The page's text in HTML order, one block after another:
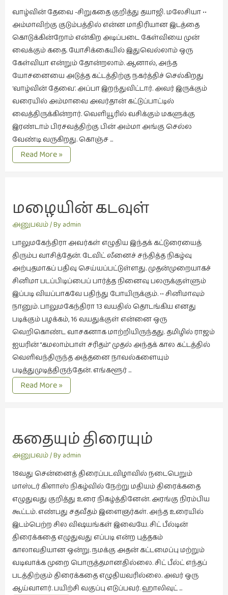
சிறிய
உண்மைகள்
சிறுகதை
(138)
சினிமா
(566)
சுழலும்
பார்வைகள்
தனிமை
கொண்டவர்கள்
எழுத்து
நாடகம்
நாவல்கள்
நாவல்கள்
(40)
நினைவுகுறிப்பு
நுண்கலை
நுண்கலை
மனிதர்கள்
(32)
நேர்காணல்
படித்தவை
(20)
பயணங்கள்
(24)
பரிந்துரை
(22)
புகைப்படக்கலை
வாழ்வின் தேவை -சிறுகதை குறித்து தயாஜி. மலேசியா ••
அம்மாவிற்கு குடும்பத்தில் என்ன மாதிரியான இடத்தை
கொடுக்கின்றோம் என்கிற அடிப்படை கேள்வியை முன்
வைக்கும் கதை. யோசிக்கையில் இதுவெல்லாம் ஒரு
கேள்வியா என்றும் தோன்றலாம். ஆனால், அந்த
யோசனையை அடுத்த கட்டத்திற்கு நகர்த்திச் செல்கிறது
‘வாழ்வின் தேவை’. அப்பா இறந்துவிட்டார். அவர் இருக்கும்
வரையில் அம்மாவை அவர்தான் கட்டுப்பாட்டில்
வைத்திருக்கின்றார். வெளியூரில் வசிக்கும் மகளுக்கு
இரண்டாம் பிரசவத்திற்கு பின் அம்மா அங்கு செல்ல
வேண்டி வருகிறது. கொஞ்ச …
அம்மாவின்
சுதந்திரம்
Read More »
மழையின் கடவுள்
அனுபவம்/ By admin
பாலுமகேந்திரா அவர்கள் எழுதிய இந்தக் கட்டுரையைத்
திரும்ப வாசித்தேன். டேவிட் லீனைச் சந்தித்த நிகழ்வு
அற்புதமாகப் பதிவு செய்யப்பட்டுள்ளது. முதன்முறையாகச்
சினிமா படப்பிடிப்பைப் பார்த்த நினைவு பலருக்குள்ளும்
இப்படி வியப்பாகவே பதிந்து போயிருக்கும். •• சினிமாவும்
நானும். பாலுமகேந்திரா 13 வயதில் தொடங்கிய எனது
படிக்கும் பழக்கம், 16 வயதுக்குள் என்னை ஒரு
வெறிகொண்ட வாசகனாக மாற்றியிருந்தது. தமிழில் ராஜம்
ஐயரின் “கமலாம்பாள் சரிதம்” முதல் அந்தக் கால கட்டத்தில்
வெளிவந்திருந்த அத்தனை நாவல்களையும்
படித்துமுடித்திருந்தேன். எங்களூர் …
மழையின்
கடவுள்
Read More »
கதையும் திரையும்
அனுபவம்/ By admin
18வது சென்னைத் திரைப்படவிழாவில் நடைபெறும்
மாஸ்டர் கிளாஸ் நிகழ்வில் நேற்று மதியம் திரைக்கதை
எழுதுவது குறித்து உரை நிகழ்த்தினேன். அரங்கு நிரம்பிய
கூட்டம். எண்பது சதவீதம் இளைஞர்கள். அந்த உரையில்
இடம்பெற்ற சில விஷயங்கள் இவையே. சிட் பீல்டின்
திரைக்கதை எழுதுவது எப்படி என்ற புத்தகம்
காலாவதியான ஒன்று. நமக்கு அதன் கட்டமைப்பு மற்றும்
வடிவாக்க முறை பொருத்தமானதில்லை. சிட் பீல்ட் எந்தப்
படத்திற்கும் திரைக்கதை எழுதியவரில்லை. அவர் ஒரு
ஆய்வாளர். பயிற்சி வகுப்பு எடுப்பவர். ஹாலிவுட் …